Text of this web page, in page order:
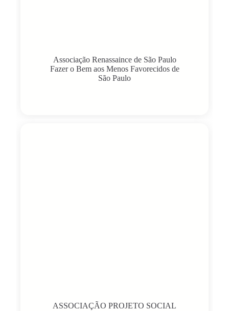
Associação Renassaince de São Paulo
Fazer o Bem aos Menos Favorecidos de
São Paulo
ASSOCIAÇÃO PROJETO SOCIAL